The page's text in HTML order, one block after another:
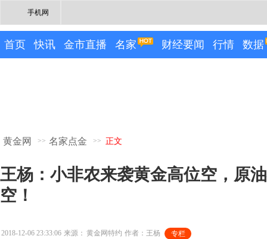
手机网
首页 快讯 金市直播 名家 财经要闻 行情 数据
黄金网 >> 名家点金 >> 正文
王杨：小非农来袭黄金高位空，原
空！
2018-12-06 23:33:06 来源： 黄金网特约 作者：王杨 专栏